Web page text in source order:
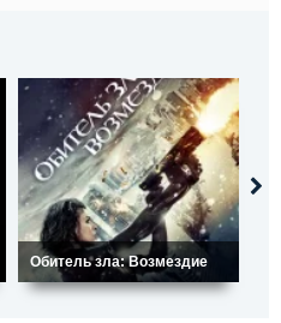
Обитель зла: Возмездие